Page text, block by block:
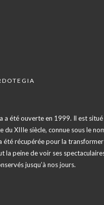
a été ouverte en 1999. Il est situé
du XIIIe siècle, connue sous le
été récupérée pour la
la peine de voir ses
jusqu’à nos jours.